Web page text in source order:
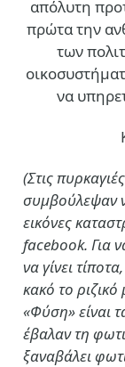
απόλυτη
πρώτα την
των
να
(Στις
συμβούλεψαν
εικόνες
facebook. Για
να γίνει
κακό το
«Φύση» είναι
έβαλαν τη
ξαναβάλει